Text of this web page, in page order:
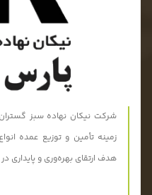
شرکت نیکان نهاده سبز
زمینه تأمین و توزیع عمده
هدف ارتقای بهره‌وری و